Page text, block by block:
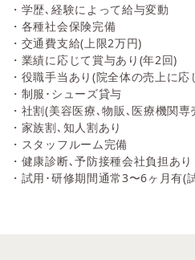
・学歴､経験によって給与変動
・各種社会保険完備
・交通費支給(上限2万円)
・業績に応じて賞与あり(年2回)
・役職手当あり(院全体の売上に
・制服･シューズ貸与
・社割(美容医療､物販､医療機関専
・家族割､知人割あり
・スタッフルーム完備
・健康診断､予防接種会社負担あり
・試用･研修期間通常3〜6ヶ月有(